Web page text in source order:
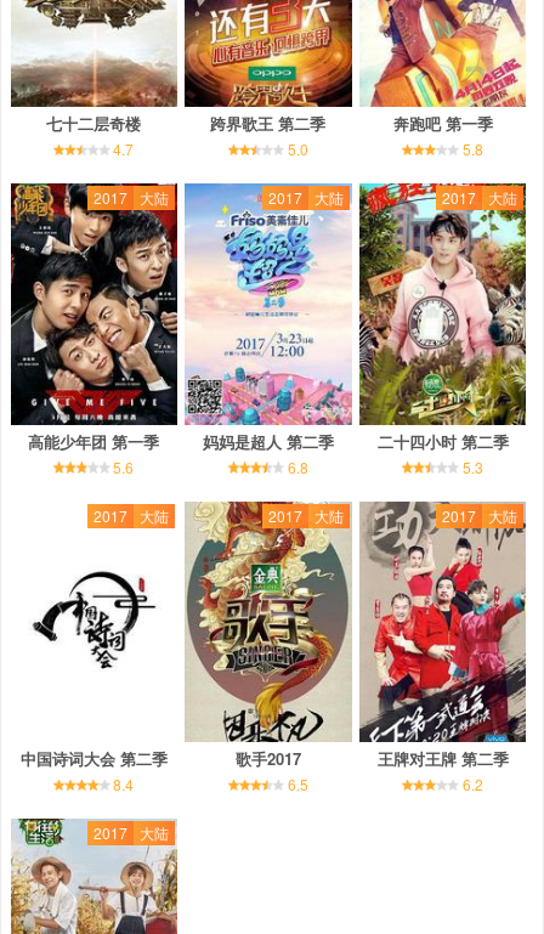
七十二层奇楼
4.7
跨界歌王 第二季
5.0
奔跑吧 第一季
5.8
2017 大陆
高能少年团 第一季
5.6
2017 大陆
妈妈是超人 第二季
6.8
2017 大陆
二十四小时 第二季
5.3
2017 大陆
中国诗词大会 第二季
8.4
2017 大陆
歌手2017
6.5
2017 大陆
王牌对王牌 第二季
6.2
2017 大陆